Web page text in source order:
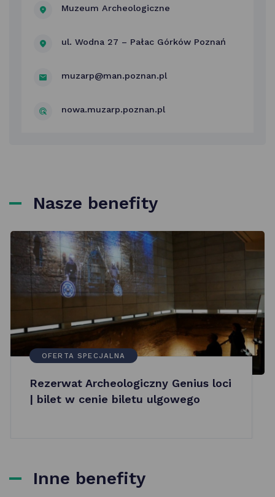
Muzeum Archeologiczne
ul. Wodna 27 – Pałac Górków Poznań
muzarp@man.poznan.pl
nowa.muzarp.poznan.pl
Nasze benefity
OFERTA SPECJALNA
Rezerwat Archeologiczny Genius loci
| bilet w cenie biletu ulgowego
Inne benefity